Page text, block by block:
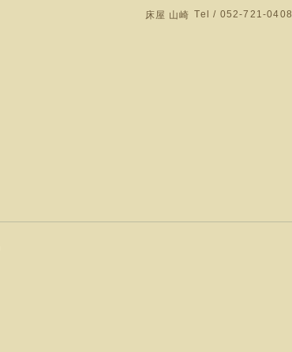
床屋 山崎 Tel / 052-721-0408